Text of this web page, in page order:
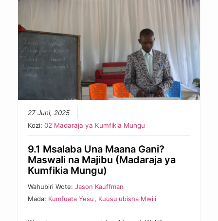
27 Juni, 2025
Kozi:02 Madaraja ya Kumfikia Mungu
9.1 Msalaba Una Maana Gani?
Maswali na Majibu (Madaraja ya
Kumfikia Mungu)
Wahubiri Wote:Jason Kauffman
Mada: Kumfuata Yesu, Kuusulubisha Mwili